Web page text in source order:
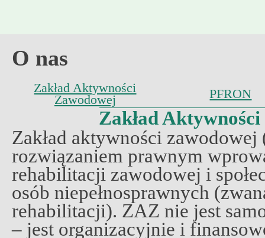
O nas
Zakład Aktywności
Zawodowej
PFRON
Zakład
Zakład aktywności
rozwiązaniem prawnym
rehabilitacji zawodowej i
osób niepełnosprawnych
rehabilitacji). ZAZ nie jest
– jest organizacyjnie i